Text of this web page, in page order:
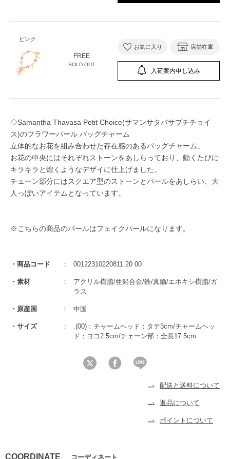
商品コード 00122310220811 20 00
素材
アクリル樹脂/亜鉛合金/鉄/真鍮/エポキシ樹脂/ガ
ラス
原産国 中国
サイズ
.(00)：チャームヘッド：タテ3cm/チャームヘッ
ド：ヨコ2.5cm/チェーン部：全長17.5cm
ピンク
FREE
SOLD OUT
お気に入り 店舗在庫
入荷案内申し込み
配送と送料について
返品について
ポイントについて
COORDINATE コーディネート
◇Samantha Thavasa Petit Choice(サマンサタバサプチチョイ
ス)のフラワーパール バッグチャーム
立体的なお花を組み合わせた存在感のあるバッグチャーム。
お花の中央にはそれぞれストーンをあしらっており、動くたびに
キラキラと煌くようなデザイに仕上げました。
チェーン部分にはスクエア型のストーンとパールをあしらい、大
人っぽいアイテムとなっています。
※こちらの商品のパールはフェイクパールになります。